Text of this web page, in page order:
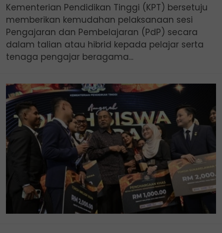
Kementerian Pendidikan Tinggi (KPT) bersetuju
memberikan kemudahan pelaksanaan sesi
Pengajaran dan Pembelajaran (PdP) secara
dalam talian atau hibrid kepada pelajar serta
tenaga pengajar beragama...